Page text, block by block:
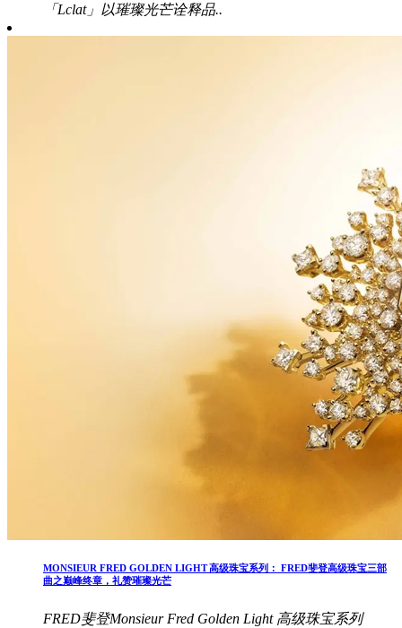
「Lclat」以璀璨光芒诠释品..
MONSIEUR FRED GOLDEN LIGHT 高级珠宝系列： FRED斐登高级珠宝三部
曲之巅峰终章，礼赞璀璨光芒
FRED斐登Monsieur Fred Golden Light 高级珠宝系列